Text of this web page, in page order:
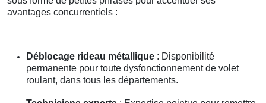
avantages concurrentiels :
Déblocage rideau métallique : Disponibilité
permanente pour toute dysfonctionnement de volet
roulant, dans tous les départements.